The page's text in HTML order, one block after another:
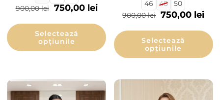
900,00lei 750,00 lei
Selectează
opțiunile
46 48
50
900,00lei 750,00 lei
Selectează
opțiunile